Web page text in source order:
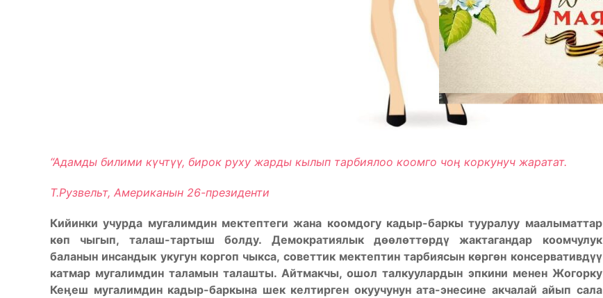
“Адамды билими күчтүү, бирок руху жарды кылып тарбиялоо коомго чоӊ коркунуч жаратат.
Т.Рузвельт, Американын 26-президенти
Кийинки учурда мугалимдин мектептеги жана коомдогу кадыр-баркы тууралуу маалыматтар
көп чыгып, талаш-тартыш болду. Демократиялык дөөлөттөрдү жактагандар коомчулук
баланын инсандык укугун коргоп чыкса, советтик мектептин тарбиясын көргөн консервативдүү
катмар мугалимдин таламын талашты. Айтмакчы, ошол талкуулардын эпкини менен Жогорку
Кеӊеш мугалимдин кадыр-баркына шек келтирген окуучунун ата-энесине акчалай айып сала